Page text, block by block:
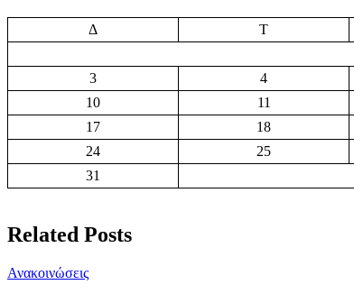
Δ
Τ
3 4
10
11
17
18
24
25
31
Related Posts
Ανακοινώσεις